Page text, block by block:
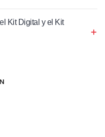
Kit Digital y el Kit